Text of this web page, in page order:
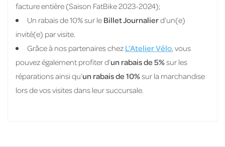
facture entière (Saison FatBike 2023-2024);
Un rabais de 10% sur leBillet Journalierd’un(e)
invité(e) par visite.
Grâce à nos partenaires chezL’Atelier Vélo, vous
pouvez également profiter d’un rabais de 5%sur les
réparations ainsi qu’un rabais de 10%sur la marchandise
lors de vos visites dans leur succursale.